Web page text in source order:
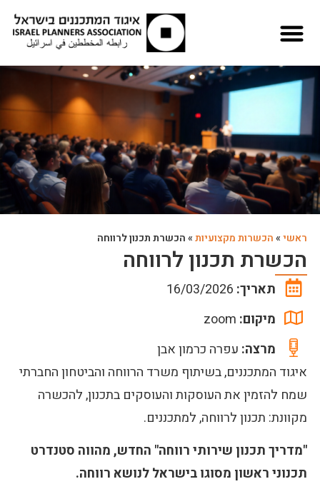
ראשי»הכשרות מקצועיות»הכשרת תכנון לרווחה
הכשרת תכנון לרווחה
תאריך: 16/03/2026
מיקום: zoom
מרצה: עפרה כרמון אבן
איגוד המתכננים, בשיתוף משרד הרווחה והביטחון החברתי
שמח להזמין את העוסקות והעוסקים בתכנון, להכשרה
מקוונת: תכנון לרווחה, למתכננים.
"מדריך תכנון שירותי רווחה" החדש, מהווה סטנדרט
תכנוני ראשון מסוגו בישראל לנושא רווחה.